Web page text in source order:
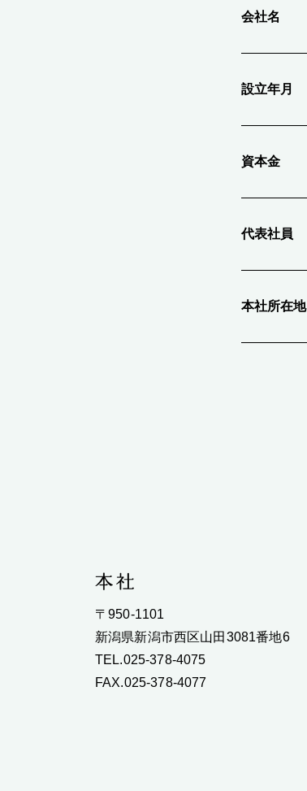
会社名
設立年月
資本金
代表社員
本社所在地
〒950-1101
新潟県新潟市西区山田3081番地6
TEL.025-378-4075
FAX.025-378-4077